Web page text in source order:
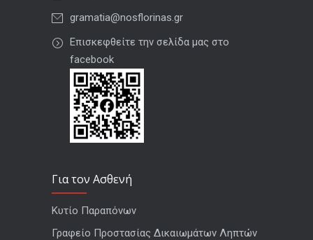
gramatia@nosflorinas.gr
Επισκεφθείτε την σελίδα μας στο
facebook
Για τον Ασθενή
Κυτίο Παραπόνων
Γραφείο Προστασίας Δικαιωμάτων Ληπτών